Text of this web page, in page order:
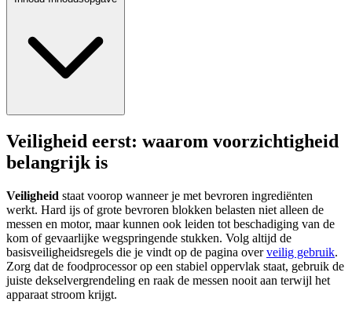
Veiligheid eerst: waarom voorzichtigheid
belangrijk is
Veiligheid staat voorop wanneer je met bevroren ingrediënten
werkt. Hard ijs of grote bevroren blokken belasten niet alleen de
messen en motor, maar kunnen ook leiden tot beschadiging van de
kom of gevaarlijke wegspringende stukken. Volg altijd de
basisveiligheidsregels die je vindt op de pagina overveilig gebruik.
Zorg dat de foodprocessor op een stabiel oppervlak staat, gebruik de
juiste dekselvergrendeling en raak de messen nooit aan terwijl het
apparaat stroom krijgt.